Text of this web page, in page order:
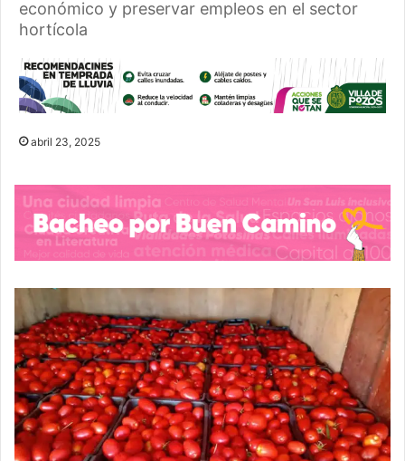
económico y preservar empleos en el sector
hortícola
abril 23, 2025